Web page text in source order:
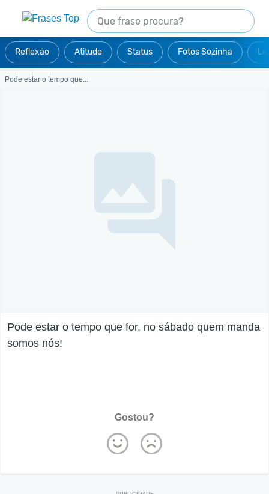
Reflexão Atitude Status Fotos Sozinha
Pode estar o tempo que...
Pode estar o tempo que for, no sábado quem manda
somos nós!
Gostou?